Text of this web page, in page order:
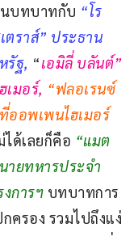
นบทบาทกับ “โร
ตราส์” ประธาน
รัฐ, “เอมิลี่ บลันต์”
เมอร์, “ฟลอเรนซ์
ออพเพนไฮเมอร์
ด้เลยก็คือ “แมต
ายทหารประจำ
การฯ บทบาทการ
ครอง รวมไปถึงแง่